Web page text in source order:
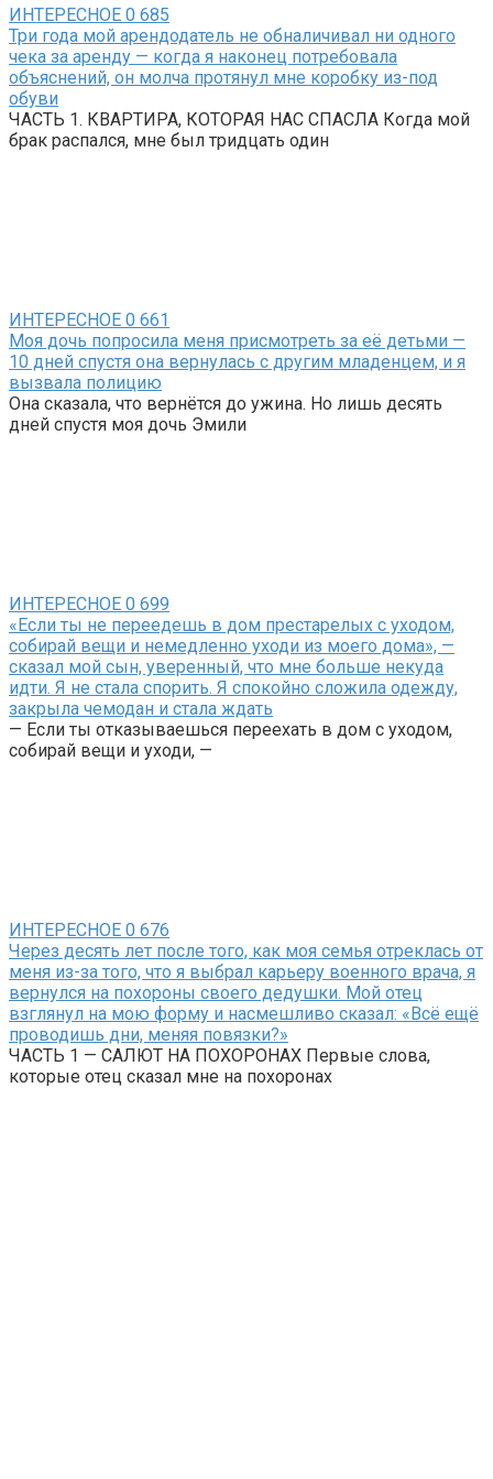
ИНТЕРЕСНОЕ 0 685
Три года мой арендодатель не обналичивал ни одного
чека за аренду — когда я наконец потребовала
объяснений, он молча протянул мне коробку из-под
обуви
ЧАСТЬ 1. КВАРТИРА, КОТОРАЯ НАС СПАСЛА Когда мой
брак распался, мне был тридцать один
ИНТЕРЕСНОЕ 0 661
Моя дочь попросила меня присмотреть за её детьми —
10 дней спустя она вернулась с другим младенцем, и я
вызвала полицию
Она сказала, что вернётся до ужина. Но лишь десять
дней спустя моя дочь Эмили
ИНТЕРЕСНОЕ 0 699
«Если ты не переедешь в дом престарелых с уходом,
собирай вещи и немедленно уходи из моего дома», —
сказал мой сын, уверенный, что мне больше некуда
идти. Я не стала спорить. Я спокойно сложила одежду,
закрыла чемодан и стала ждать
— Если ты отказываешься переехать в дом с уходом,
собирай вещи и уходи, —
ИНТЕРЕСНОЕ 0 676
Через десять лет после того, как моя семья отреклась от
меня из-за того, что я выбрал карьеру военного врача, я
вернулся на похороны своего дедушки. Мой отец
взглянул на мою форму и насмешливо сказал: «Всё ещё
проводишь дни, меняя повязки?»
ЧАСТЬ 1 — САЛЮТ НА ПОХОРОНАХ Первые слова,
которые отец сказал мне на похоронах